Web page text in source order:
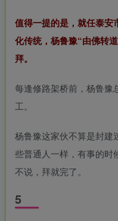
值得一提的是，就任泰安
化传统，杨鲁豫“由佛转
拜。
每逢修路架桥前，杨鲁豫
工。
杨鲁豫这家伙不算是封建
些普通人一样，有事的时
不说，拜就完了。
5